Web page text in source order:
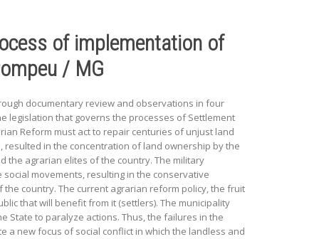
of implementation of
/ MG
documentary review and observations in four
legislation that governs the processes of Settlement
Reform must act to repair centuries of unjust land
resulted in the concentration of land ownership by the
the agrarian elites of the country. The military
movements, resulting in the conservative
country. The current agrarian reform policy, the fruit
that will benefit from it (settlers). The municipality
to paralyze actions. Thus, the failures in the
new focus of social conflict in which the landless and